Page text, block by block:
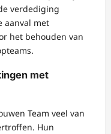
verdediging
aanval met
het behouden van
met
Team veel van
Hun